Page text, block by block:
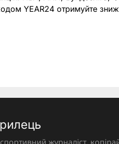
YEAR24 отримуйте